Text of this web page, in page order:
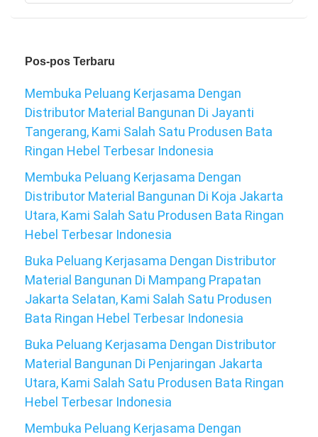
Pos-pos Terbaru
Membuka Peluang Kerjasama Dengan
Distributor Material Bangunan Di Jayanti
Tangerang, Kami Salah Satu Produsen Bata
Ringan Hebel Terbesar Indonesia
Membuka Peluang Kerjasama Dengan
Distributor Material Bangunan Di Koja Jakarta
Utara, Kami Salah Satu Produsen Bata Ringan
Hebel Terbesar Indonesia
Buka Peluang Kerjasama Dengan Distributor
Material Bangunan Di Mampang Prapatan
Jakarta Selatan, Kami Salah Satu Produsen
Bata Ringan Hebel Terbesar Indonesia
Buka Peluang Kerjasama Dengan Distributor
Material Bangunan Di Penjaringan Jakarta
Utara, Kami Salah Satu Produsen Bata Ringan
Hebel Terbesar Indonesia
Membuka Peluang Kerjasama Dengan